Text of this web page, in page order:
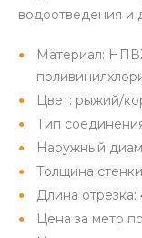
водоотведения и
Материал:
Цвет: рыжий/
Тип
Наружный
Толщина
Длина отрезка:
Цена за метр